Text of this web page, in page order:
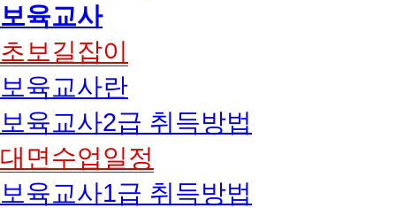
보육교사
초보길잡이
보육교사란
보육교사2급 취득방법
대면수업일정
보육교사1급 취득방법